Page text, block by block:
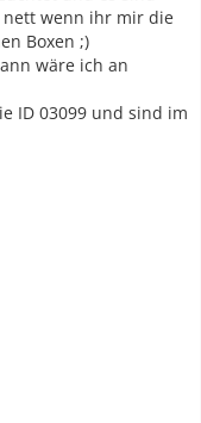
nett wenn ihr mir die
Boxen ;)
wäre ich an
ID 03099 und sind im